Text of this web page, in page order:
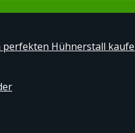
perfekten Hühnerstall